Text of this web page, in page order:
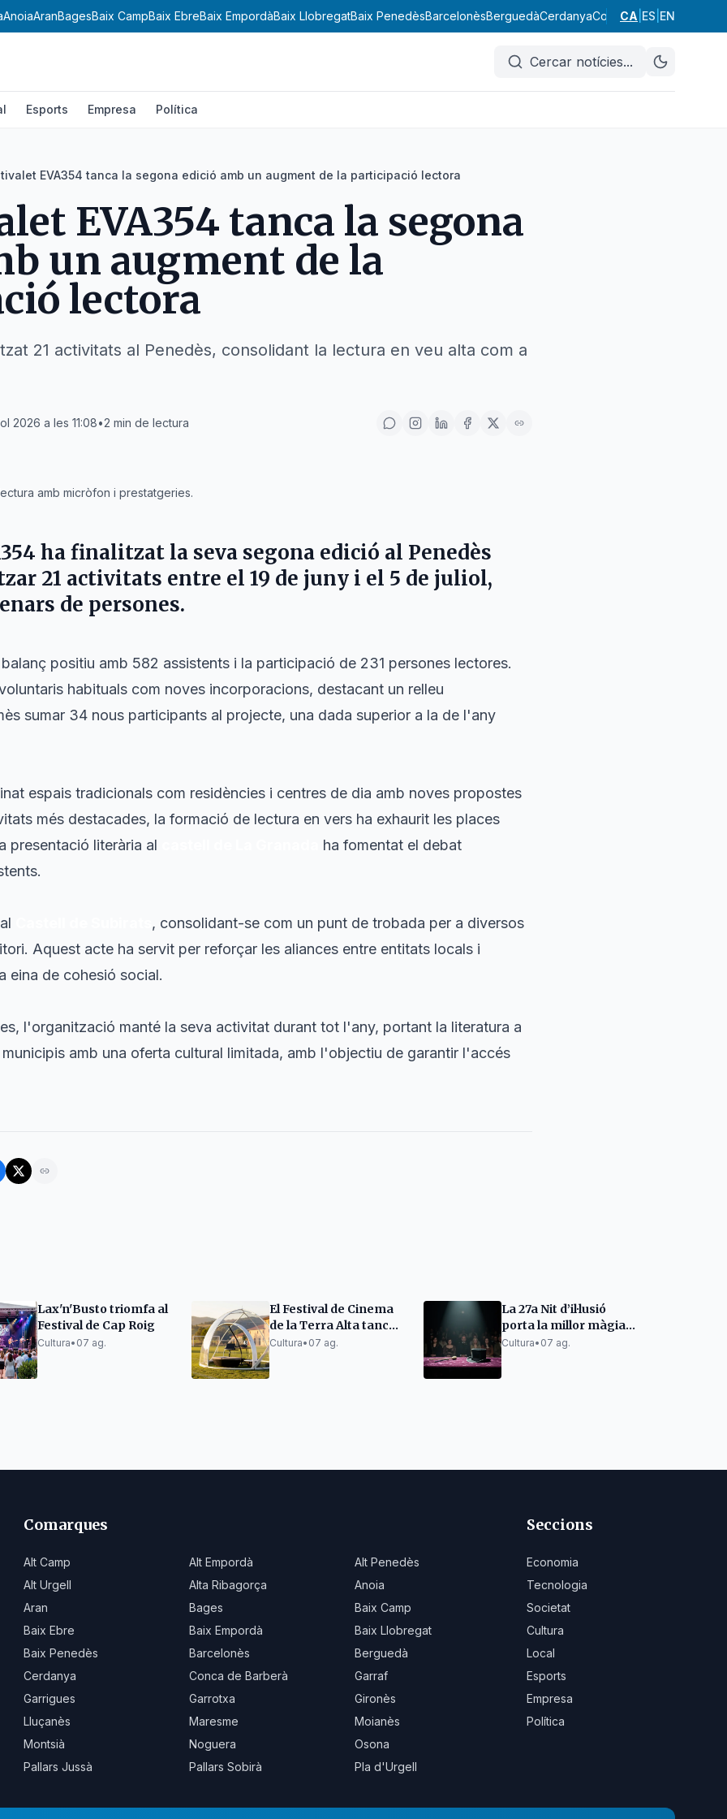
AnoiaAranBagesBaix CampBaix EbreBaix EmpordàBaix LlobregatBaix PenedèsBarcelonèsBerguedàCerdanyaConca de Barberà
CA ES EN
Cercar notícies...
Esports Empresa Política
EVA354 tanca la segona edició amb un augment de la participació lectora
EVA354 tanca la segona
un augment de la
lectora
21 activitats al Penedès, consolidant la lectura en veu alta com a
2026 a les 11:08•2 min de lectura
amb micròfon i prestatgeries.
ha finalitzat la seva segona edició al Penedès
21 activitats entre el 19 de juny i el 5 de juliol,
de persones.
positiu amb 582 assistents i la participació de 231 persones lectores.
habituals com noves incorporacions, destacant un relleu
sumar 34 nous participants al projecte, una dada superior a la de l'any
espais tradicionals com residències i centres de dia amb noves propostes
més destacades, la formació de lectura en vers ha exhaurit les places
presentació literària al
ha fomentat el debat
, consolidant-se com un punt de trobada per a diversos
Aquest acte ha servit per reforçar les aliances entre entitats locals i
eina de cohesió social.
l'organització manté la seva activitat durant tot l'any, portant la literatura a
amb una oferta cultural limitada, amb l'objectiu de garantir l'accés
Lax'n'Busto triomfa al
Festival de Cap Roig
Cultura• 07 ag.
El Festival de Cinema
de la Terra Alta tanca
edició amb èxit i
Cultura• 07 ag.
La 27a Nit d’il·lusió
porta la millor màgia a
Santa Cristina d'Aro
Cultura• 07 ag.
Comarques
Alt Camp Alt Empordà
Alt Penedès
Alt Urgell
Alta Ribagorça
Anoia
Aran
Bages
Baix Camp
Baix Ebre
Baix Empordà
Baix Llobregat
Baix Penedès
Barcelonès
Berguedà
Cerdanya
Conca de Barberà
Garraf
Garrigues
Garrotxa
Gironès
Lluçanès
Maresme
Moianès
Montsià
Noguera
Osona
Pallars Jussà
Pallars Sobirà Pla d'Urgell
Seccions
Economia
Tecnologia
Societat
Cultura
Local
Esports
Empresa
Política